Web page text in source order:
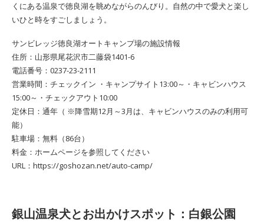
くにある温泉で徳良湖を眺めながらのんびり。自然の中で愛犬と楽し
いひと時をすごしましょう。
サンビレッジ徳良湖オートキャンプ場の施設情報
住所：山形県尾花沢市二藤袋1401-6
電話番号：0237-23-2111
営業時間：チェックイン ・キャンプサイト13:00～・キャビンハウス
15:00～・チェックアウト10:00
定休日：通年（ ※降雪期12月～3月は、キャビンハウスのみの利用可
能）
駐車場：無料（86台）
料金：ホームページを参照してください
URL：https://goshozan.net/auto-camp/
銀山温泉犬とお出かけスポット： 白銀公園